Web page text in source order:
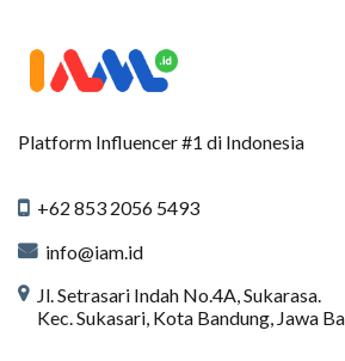
Platform Influencer #1 di Indonesia
+62 853 2056 5493
info@iam.id
Jl. Setrasari Indah No.4A, Sukarasa.
Kec. Sukasari, Kota Bandung, Jawa